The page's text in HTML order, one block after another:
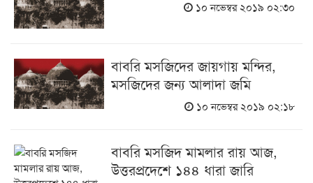
১০ নভেম্বর ২০১৯ ০২:৩০
বাবরি মসজিদের জায়গায় মন্দির,
মসজিদের জন্য আলাদা জমি
১০ নভেম্বর ২০১৯ ০২:১৮
বাবরি মসজিদ মামলার রায় আজ,
উত্তরপ্রদেশে ১৪৪ ধারা জারি